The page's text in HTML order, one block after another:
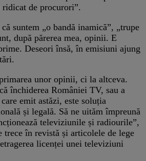
ridicat de procurori”.
suntem „o bandă inamică”, „trupe
după părerea mea, opinii. E
Deseori însă, în emisiuni ajung
unor opinii, ci la altceva.
închiderea României TV, sau a
emit astăzi, este soluția
și legală. Să ne uităm împreună
televiziunile și radiourile”,
trece în revistă și articolele de lege
licenței unei televiziuni